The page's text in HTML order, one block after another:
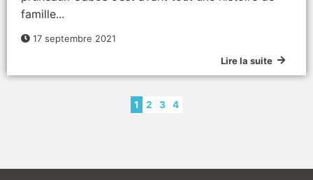
famille...
17 septembre 2021
Lire la suite
1 2 3 4